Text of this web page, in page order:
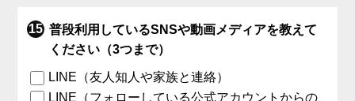
普段利用しているSNSや動画メディアを教えて
ください（3つまで）
LINE（友人知人や家族と連絡）
LINE（フォローしている公式アカウントからの